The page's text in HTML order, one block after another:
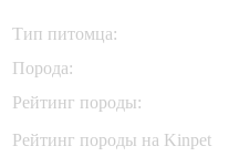
Тип питомца:
Порода:
Рейтинг породы:
Рейтинг породы на Kinpet